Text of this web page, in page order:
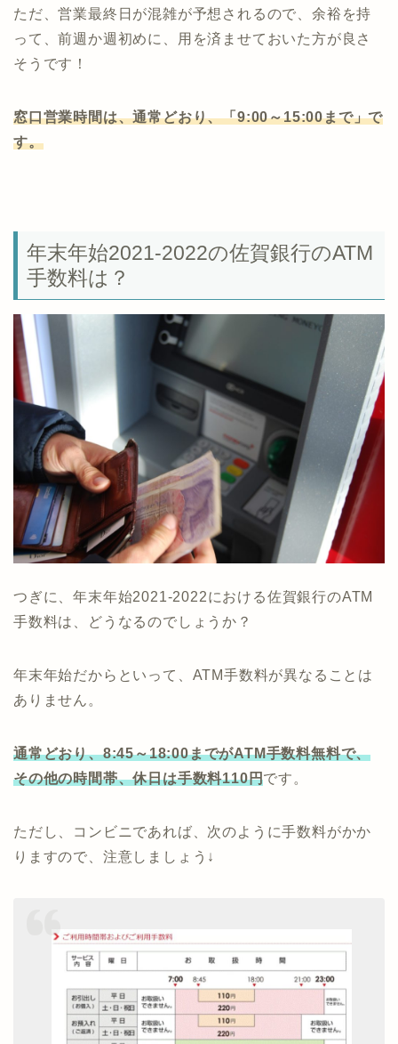
ただ、営業最終日が混雑が予想されるので、余裕を持
って、前週か週初めに、用を済ませておいた方が良さ
そうです！
窓口営業時間は、通常どおり、「9:00～15:00まで」で
す。
年末年始2021-2022の佐賀銀行のATM
手数料は？
つぎに、年末年始2021-2022における佐賀銀行のATM
手数料は、どうなるのでしょうか？
年末年始だからといって、ATM手数料が異なることは
ありません。
通常どおり、8:45～18:00までがATM手数料無料で、
その他の時間帯、休日は手数料110円です。
ただし、コンビニであれば、次のように手数料がかか
りますので、注意しましょう↓